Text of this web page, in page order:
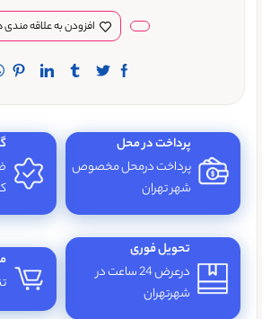
افزودن به علاقه مندی
پرداخت در محل
پرداخت درمحل مخصوص
شهر تهران
تحویل فوری
درعرض 24 ساعت در
شهرتهران